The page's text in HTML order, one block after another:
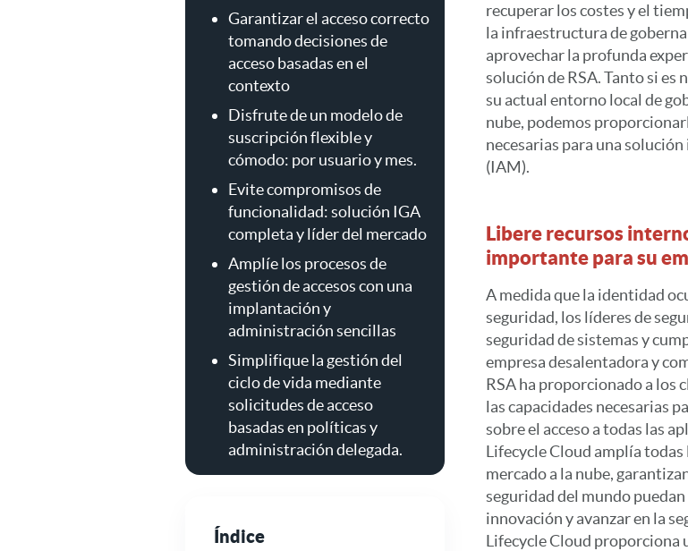
Garantizar el acceso correcto
tomando decisiones de
acceso basadas en el
contexto
Disfrute de un modelo de
suscripción flexible y
cómodo: por usuario y mes.
Evite compromisos de
funcionalidad: solución IGA
completa y líder del mercado
Amplíe los procesos de
gestión de accesos con una
implantación y
administración sencillas
Simplifique la gestión del
ciclo de vida mediante
solicitudes de acceso
basadas en políticas y
administración delegada.
Índice
recuperar los costes y el
la infraestructura de
aprovechar la profunda
solución de RSA. Tanto si es
su actual entorno local de
nube, podemos
necesarias para una
(IAM).
Libere recursos
importante para su
A medida que la identidad
seguridad, los líderes de
seguridad de sistemas y
empresa desalentadora y
RSA ha proporcionado a los
las capacidades necesarias
sobre el acceso a todas las
Lifecycle Cloud amplía todas
mercado a la nube,
seguridad del mundo
innovación y avanzar en la
Lifecycle Cloud proporciona